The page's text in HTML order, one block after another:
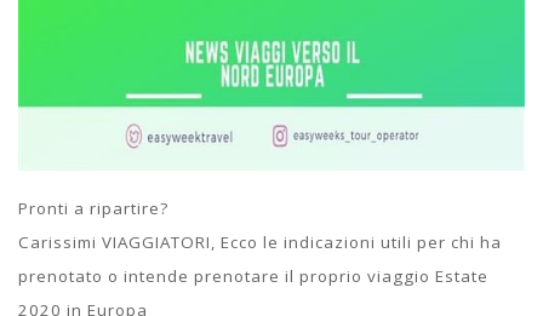
Pronti a ripartire?
Carissimi VIAGGIATORI, Ecco le indicazioni utili per chi ha
prenotato o intende prenotare il proprio viaggio Estate
2020 in Europa